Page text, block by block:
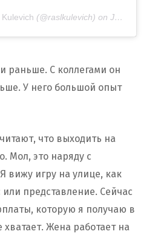
(@raslkulevich) on Jun 15, 2020 at 9:04am PDT
раньше. С коллегами он
У него большой опыт
что выходить на
Мол, это наряду с
вижу игру на улице, как
представление. Сейчас
которую я получаю в
Жена работает на